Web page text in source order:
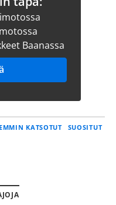
Baanassa
KATSOTUT SUOSITUT